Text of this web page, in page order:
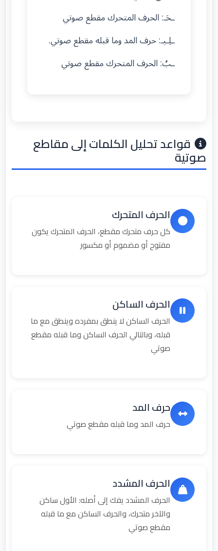
ـحَـ: الحرف المتحرك مقطع صوتي
ـلِـيـ: حرف المد وما قبله مقطع صوتي.
ـبُ: الحرف المتحرك مقطع صوتي
قواعد تحليل الكلمات إلى مقاطع
صوتية
الحرف المتحرك
كل حرف متحرك مقطع، الحرف المتحرك يكون
مفتوح أو مضموم أو مكسور
الحرف الساكن
الحرف الساكن لا ينطق بمفرده وينطق مع ما
قبله، وبالتالي الحرف الساكن وما قبله مقطع
صوتي
حرف المد
حرف المد وما قبله مقطع صوتي
الحرف المشدد
الحرف المشدد يفك إلى أصله: الأول ساكن
والآخر متحرك، والحرف الساكن مع ما قبله
مقطع صوتي